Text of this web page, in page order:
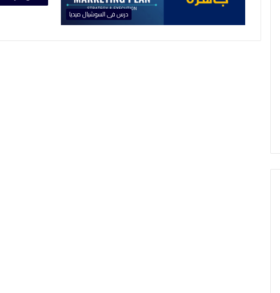
درس فى السوشيال ميديا